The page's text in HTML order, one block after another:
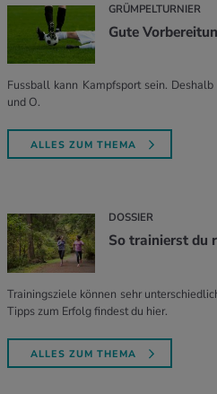
GRÜMPELTURNIER
Gute
Fussball kann Kampfsport sein.
und O.
ALLES ZUM THEMA
DOSSIER
So trainierst du
Trainingsziele können sehr
Tipps zum Erfolg findest du hier.
ALLES ZUM THEMA